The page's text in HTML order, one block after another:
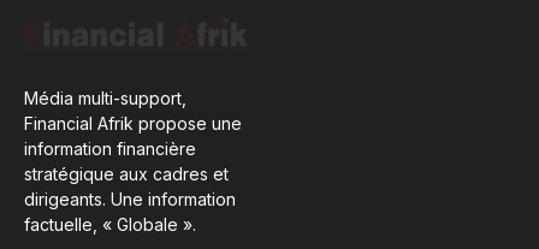
Média multi-support,
Financial Afrik propose une
information financière
stratégique aux cadres et
dirigeants. Une information
factuelle, « Globale ».